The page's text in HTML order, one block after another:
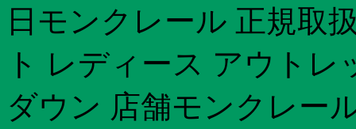
日モンクレール 正規取
ト レディース アウト
ダウン 店舗モンクレー